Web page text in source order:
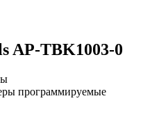
AP-TBK1003-0
программируемые